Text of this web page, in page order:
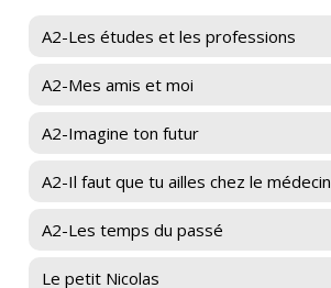
A2-Les études et les professions
A2-Mes amis et moi
A2-Imagine ton futur
A2-Il faut que tu ailles chez le médecin
A2-Les temps du passé
Le petit Nicolas